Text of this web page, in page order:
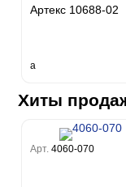
Артекс 10688-02
a
Хиты
Арт.4060-070